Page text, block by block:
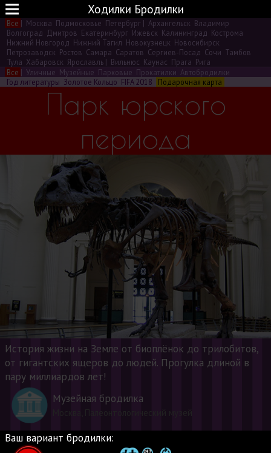
Ходилки Бродилки
Все | Москва Подмосковье Петербург | Архангельск Владимир
Волгоград Дмитров Екатеринбург Ижевск Калининград Кострома
Нижний Новгород Нижний Тагил Новокузнецк Новосибирск
Петрозаводск Ростов Самара Саратов Сергиев-Посад Сочи Тамбов
Тула Хабаровск Ярославль | Вильнюс Каунас Прага Рига
Все | Уличные Музейные Парковые Прокатилки Автобродилки
Год литературы Золотое Кольцо FIFA 2018 Подарочная карта
Парк юрского
периода
История жизни на Земле от биоплёнок до трилобитов,
от гигантских ящеров до людей. Прогулка длиной в
пару миллиардов лет!
Музейная бродилка
Ваш вариант бродилки: